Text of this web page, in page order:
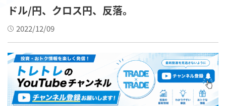
ドル/円、クロス円、反落。
2022/12/09